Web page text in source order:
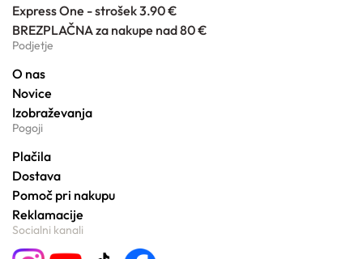
Express One - strošek 3.90 €
BREZPLAČNA za nakupe nad 80 €
Podjetje
O nas
Novice
Izobraževanja
Pogoji
Plačila
Dostava
Pomoč pri nakupu
Reklamacije
Socialni kanali